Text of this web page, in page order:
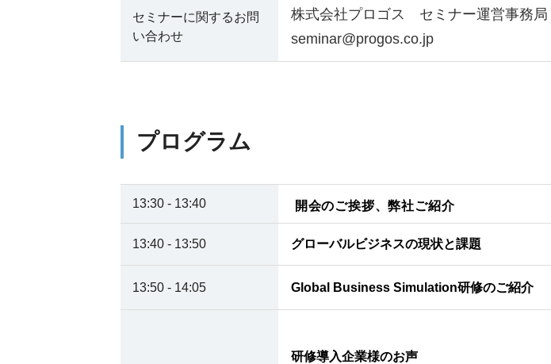
セミナーに関するお問
い合わせ
株式会社プロゴス セミナー運営事務局
seminar@progos.co.jp
プログラム
13:30 - 13:40 開会のご挨拶、弊社ご紹介
13:40 - 13:50 グローバルビジネスの現状と課題
13:50 - 14:05 Global Business Simulation研修のご紹介
研修導入企業様のお声